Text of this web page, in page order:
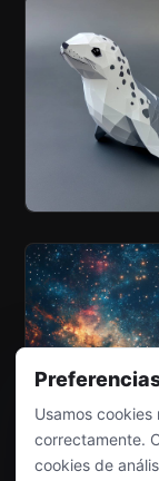
Usamos
correctamente.
cookies de